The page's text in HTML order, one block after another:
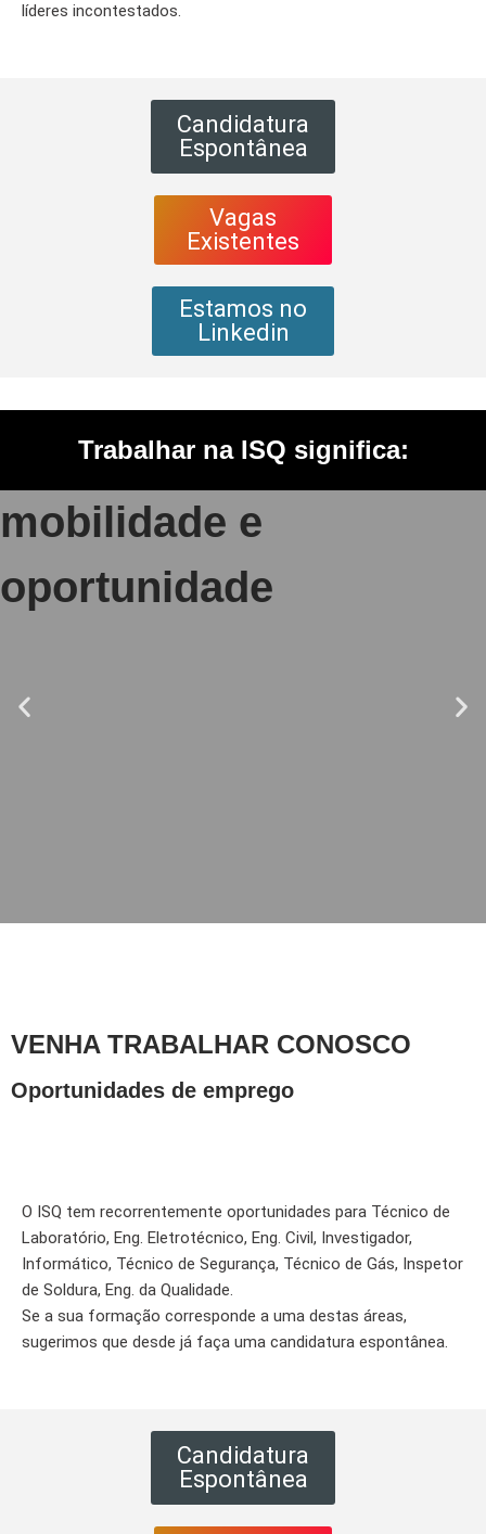
líderes incontestados.
Candidatura
Espontânea
Vagas
Existentes
Estamos no
Linkedin
Trabalhar na ISQ significa:
mobilidade e
oportunidade
pessoal e o desenvolvimento
VENHA TRABALHAR CONOSCO
Oportunidades de emprego
O ISQ tem recorrentemente oportunidades para Técnico de
Laboratório, Eng. Eletrotécnico, Eng. Civil, Investigador,
Informático, Técnico de Segurança, Técnico de Gás, Inspetor
de Soldura, Eng. da Qualidade.
Se a sua formação corresponde a uma destas áreas,
sugerimos que desde já faça uma candidatura espontânea.
Candidatura
Espontânea